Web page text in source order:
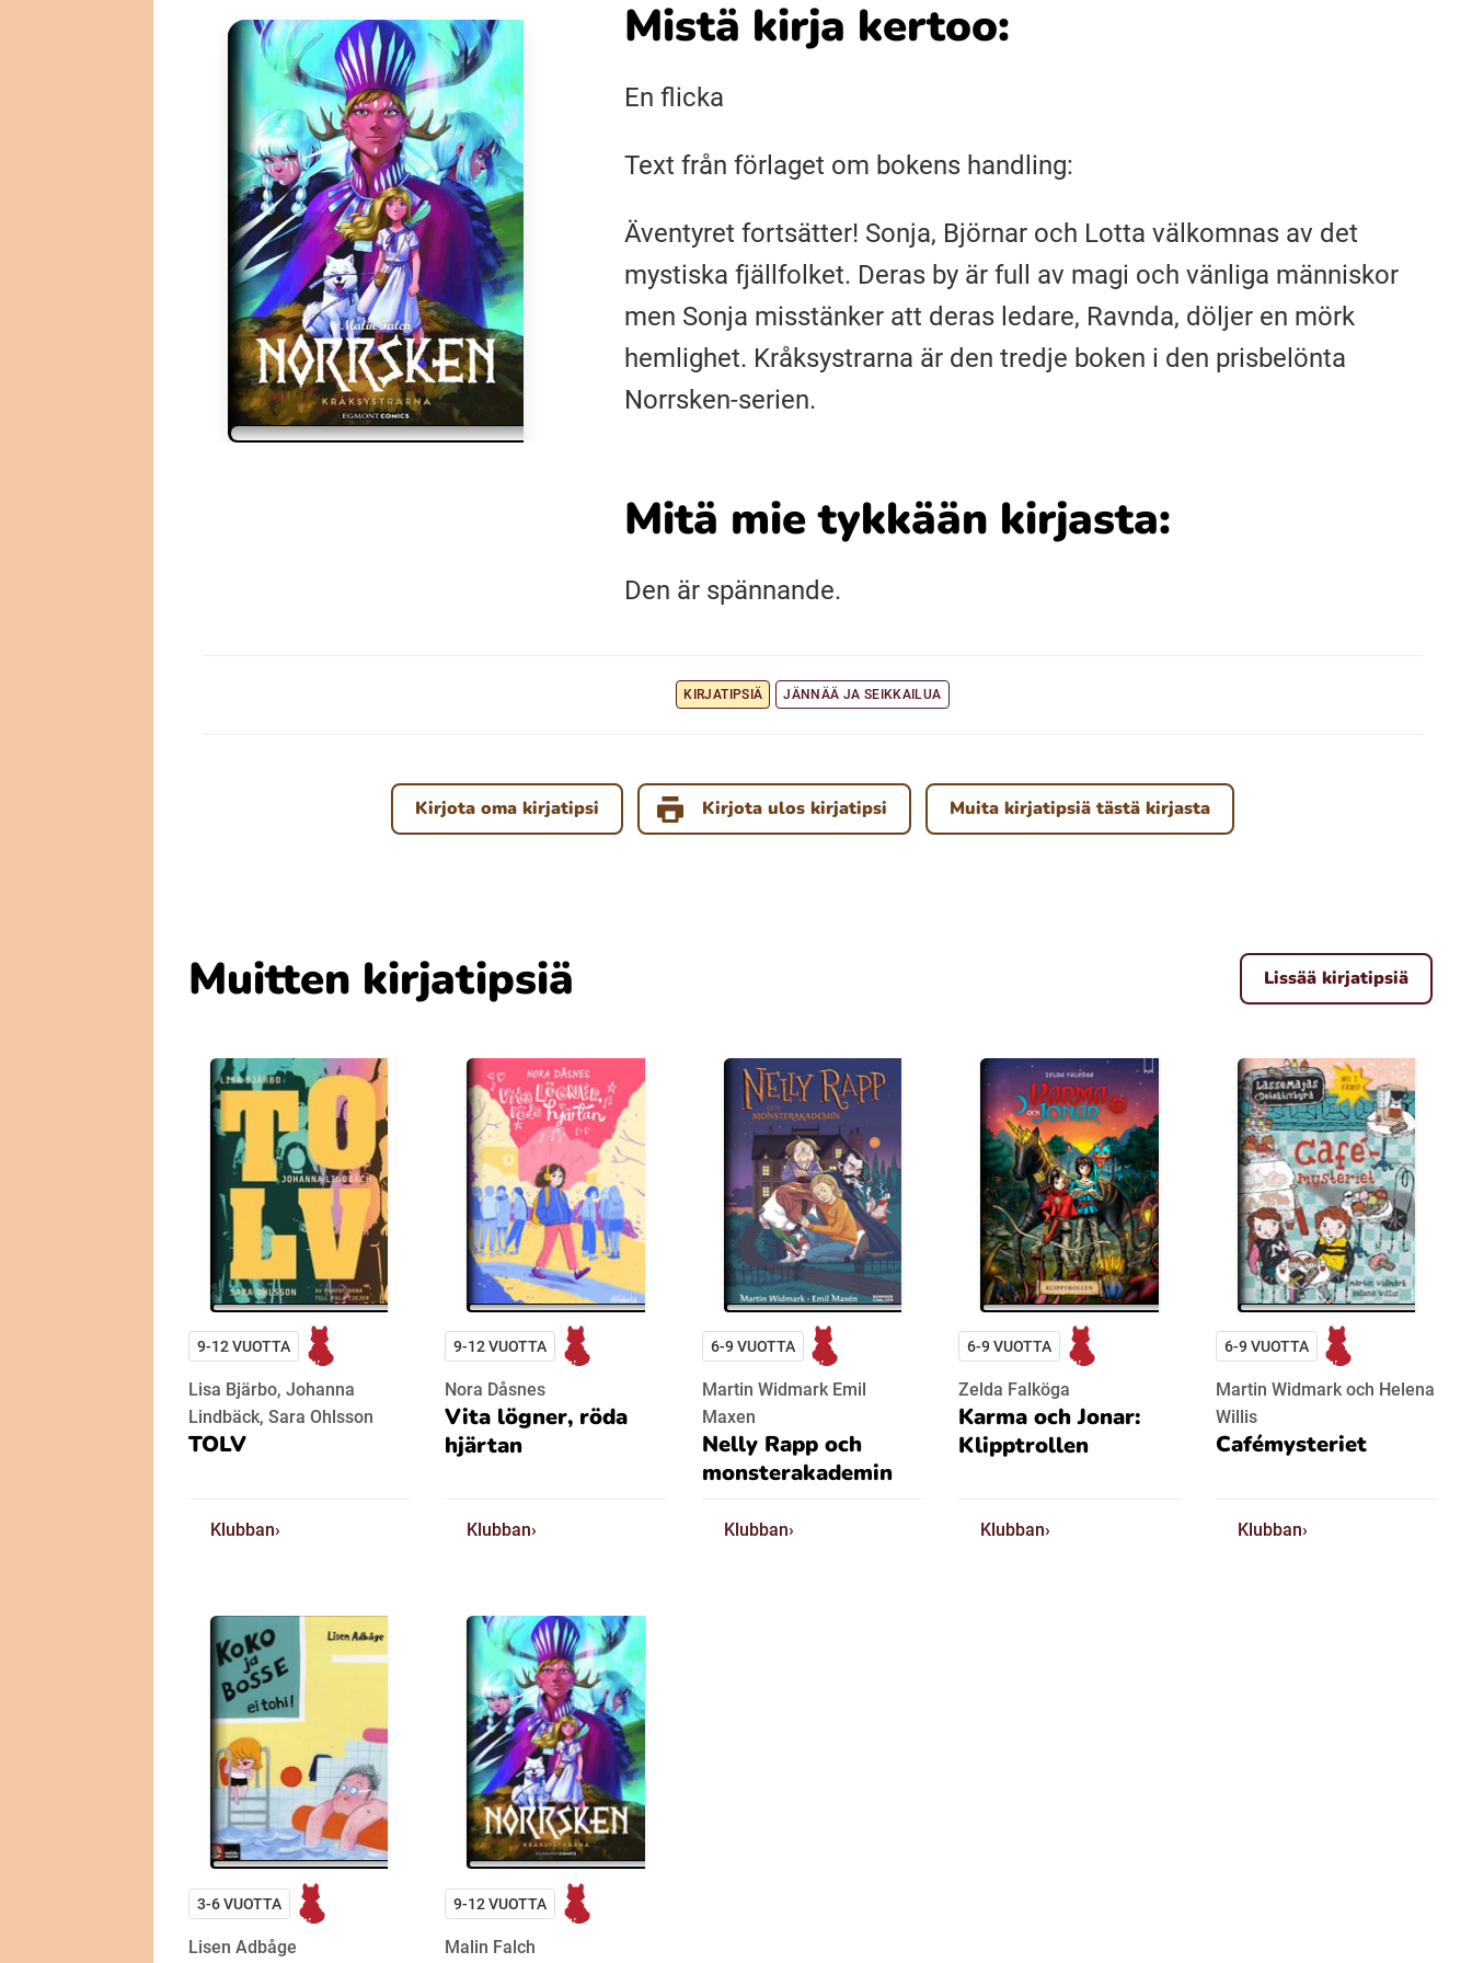
Mistä kirja kertoo:
En flicka
Text från förlaget om bokens handling:
Äventyret fortsätter! Sonja, Björnar och Lotta välkomnas av det
mystiska fjällfolket. Deras by är full av magi och vänliga människor
men Sonja misstänker att deras ledare, Ravnda, döljer en mörk
hemlighet. Kråksystrarna är den tredje boken i den prisbelönta
Norrsken-serien.
Mitä mie tykkään kirjasta:
Den är spännande.
KIRJATIPSIÄ JÄNNÄÄ JA SEIKKAILUA
Kirjota oma kirjatipsi Kirjota ulos kirjatipsi Muita kirjatipsiä tästä kirjasta
Muitten kirjatipsiä Lissää kirjatipsiä
9-12 VUOTTA
Lisa Bjärbo, Johanna
Lindbäck, Sara Ohlsson
TOLV
Klubban
9-12 VUOTTA
Nora Dåsnes
Vita lögner, röda
hjärtan
Klubban
6-9 VUOTTA
Martin Widmark Emil
Maxen
Nelly Rapp och
monsterakademin
Klubban
6-9 VUOTTA
Zelda Falköga
Karma och Jonar:
Klipptrollen
Klubban
6-9 VUOTTA
Martin Widmark och Helena
Willis
Cafémysteriet
Klubban
3-6 VUOTTA
Lisen Adbåge
9-12 VUOTTA
Malin Falch